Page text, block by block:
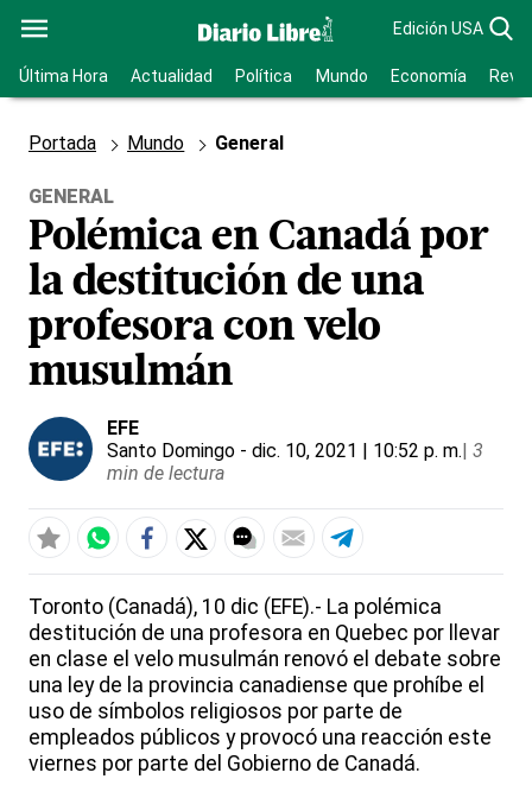
Edición USA
Última Hora Actualidad Política Mundo Economía
Portada Mundo General
GENERAL
Polémica en Canadá por
la destitución de una
profesora con velo
musulmán
EFE
Santo Domingo - dic. 10, 2021 | 10:52 p. m.| 3
min de lectura
Toronto (Canadá), 10 dic (EFE).- La polémica
destitución de una profesora en Quebec por llevar
en clase el velo musulmán renovó el debate sobre
una ley de la provincia canadiense que prohíbe el
uso de símbolos religiosos por parte de
empleados públicos y provocó una reacción este
viernes por parte del Gobierno de Canadá.